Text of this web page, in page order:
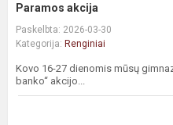
Paramos akcija
Paskelbta: 2026-03-30
Kategorija: Renginiai
Kovo 16-27 dienomis mūsų
banko“ akcijo...